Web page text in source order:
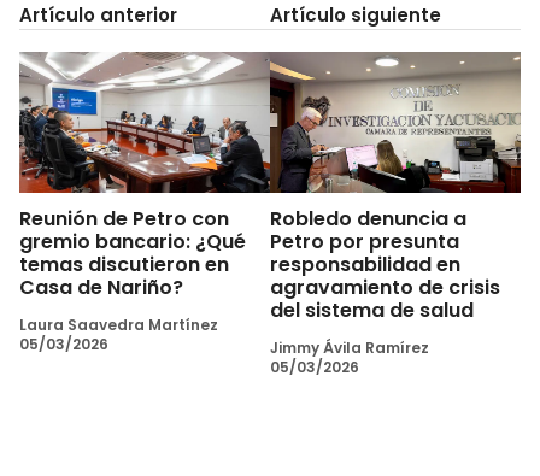
Artículo anterior
Reunión de Petro con
gremio bancario: ¿Qué
temas discutieron en
Casa de Nariño?
Laura Saavedra Martínez
05/03/2026
Artículo siguiente
Robledo denuncia a
Petro por presunta
responsabilidad en
agravamiento de crisis
del sistema de salud
Jimmy Ávila Ramírez
05/03/2026